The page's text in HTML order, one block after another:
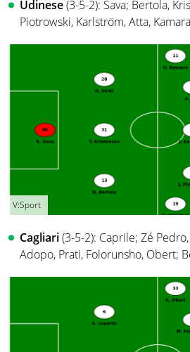
Udinese(3-5-2): Sava; Bertola,
Piotrowski, Karlström, Atta,
V:Sport
Cagliari(3-5-2): Caprile; Zé
Adopo, Prati, Folorunsho, Obert;